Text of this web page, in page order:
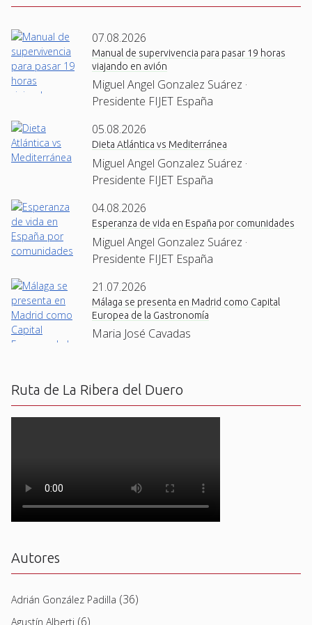
07.08.2026
Manual de supervivencia para pasar 19 horas
viajando en avión
Miguel Angel Gonzalez Suárez ·
Presidente FIJET España
05.08.2026
Dieta Atlántica vs Mediterránea
Miguel Angel Gonzalez Suárez ·
Presidente FIJET España
04.08.2026
Esperanza de vida en España por comunidades
Miguel Angel Gonzalez Suárez ·
Presidente FIJET España
21.07.2026
Málaga se presenta en Madrid como Capital
Europea de la Gastronomía
Maria José Cavadas
Ruta de La Ribera del Duero
Autores
Adrián González Padilla (36)
Agustín Alberti (6)